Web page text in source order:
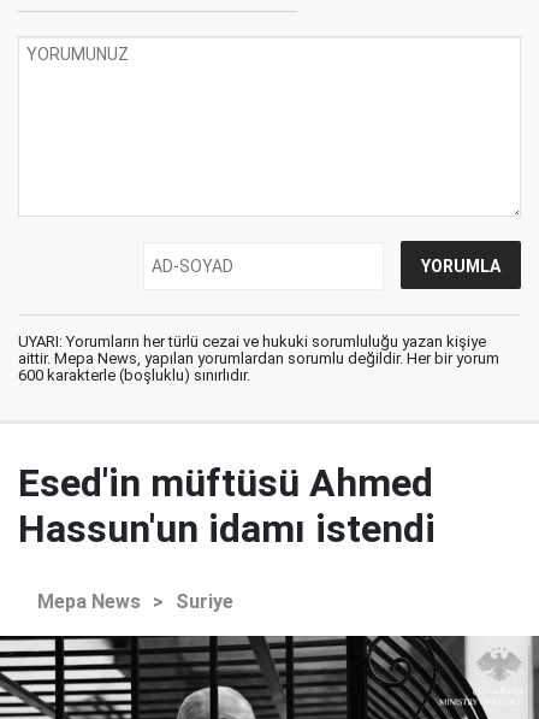
UYARI: Yorumların her türlü cezai ve hukuki sorumluluğu yazan kişiye
aittir. Mepa News, yapılan yorumlardan sorumlu değildir. Her bir yorum
600 karakterle (boşluklu) sınırlıdır.
Esed'in müftüsü Ahmed
Hassun'un idamı istendi
Mepa News > Suriye